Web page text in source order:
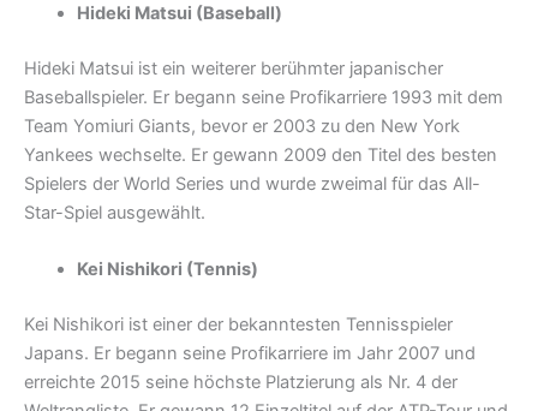
Hideki Matsui (Baseball)
Hideki Matsui ist ein weiterer berühmter japanischer
Baseballspieler. Er begann seine Profikarriere 1993 mit dem
Team Yomiuri Giants, bevor er 2003 zu den New York
Yankees wechselte. Er gewann 2009 den Titel des besten
Spielers der World Series und wurde zweimal für das All-
Star-Spiel ausgewählt.
Kei Nishikori (Tennis)
Kei Nishikori ist einer der bekanntesten Tennisspieler
Japans. Er begann seine Profikarriere im Jahr 2007 und
erreichte 2015 seine höchste Platzierung als Nr. 4 der